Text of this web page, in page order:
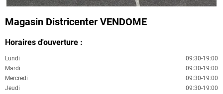
Magasin Districenter VENDOME
Horaires d'ouverture :
Lundi
09:30-19:00
Mardi
09:30-19:00
Mercredi
09:30-19:00
Jeudi
09:30-19:00